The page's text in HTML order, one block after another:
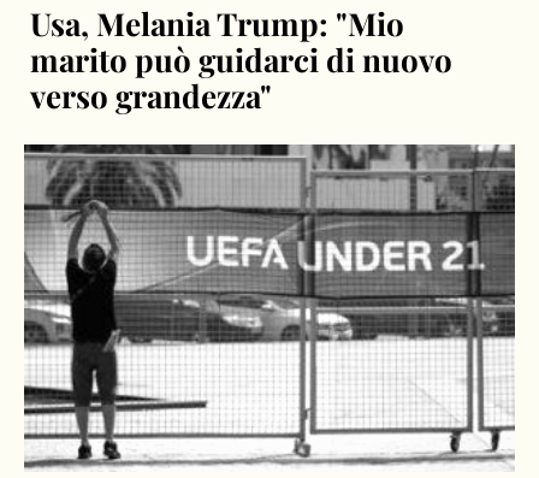
Usa, Melania Trump: "Mio
marito può guidarci di nuovo
verso grandezza"